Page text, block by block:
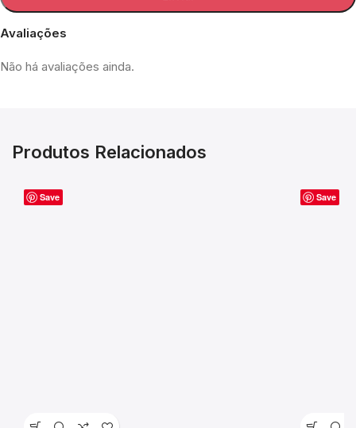
Avaliações
Não há avaliações ainda.
Produtos Relacionados
Save Save